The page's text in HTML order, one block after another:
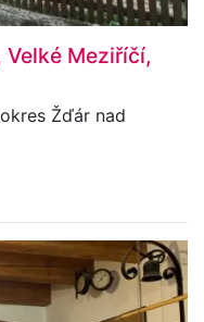
Meziříčí,
Žďár nad